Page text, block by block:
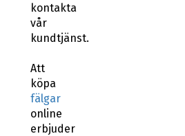
kontakta
vår
kundtjänst.
Att
köpa
fälgar
online
erbjuder